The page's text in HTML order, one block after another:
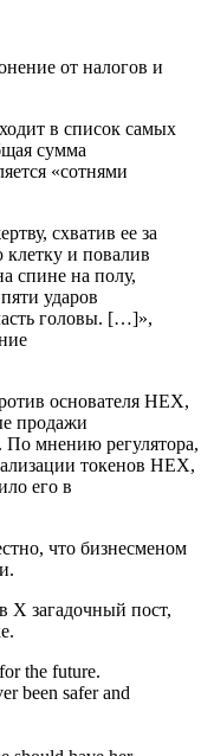
от налогов и
в список самых
сумма
«сотнями
схватив ее за
и повалив
спине на полу,
ударов
головы. […]»,
основателя HEX,
продажи
По мнению регулятора,
токенов HEX,
его в
что бизнесменом
X загадочный пост,
the future.
been safer and